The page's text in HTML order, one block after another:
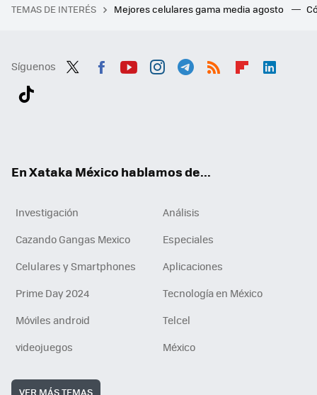
TEMAS DE INTERÉS Mejores celulares gama media agosto
Síguenos
En Xataka México hablamos de...
Investigación
Análisis
Cazando Gangas Mexico
Especiales
Celulares y Smartphones
Aplicaciones
Prime Day 2024
Tecnología en México
Móviles android
Telcel
videojuegos
México
VER MÁS TEMAS